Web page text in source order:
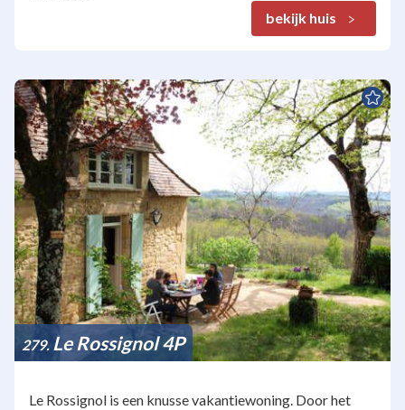
bekijk huis
279 Le Rossignol 4P
Le Rossignol is een knusse vakantiewoning. Door het